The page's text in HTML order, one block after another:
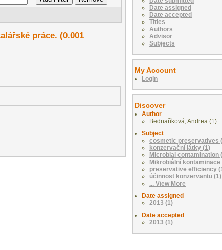
práce. (0.001
Date assigned
Date accepted
Titles
Authors
Advisor
Subjects
My Account
Login
Discover
Author
Bednaříková, Andrea (1)
Subject
cosmetic preservatives
konzervační látky (1)
Microbial contamination
Mikrobiální kontaminace
preservative efficiency
účinnost konzervantů (1)
... View More
Date assigned
2013 (1)
Date accepted
2013 (1)